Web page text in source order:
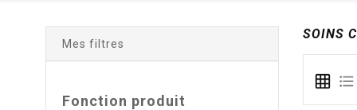
Mes filtres
Fonction produit
SOINS